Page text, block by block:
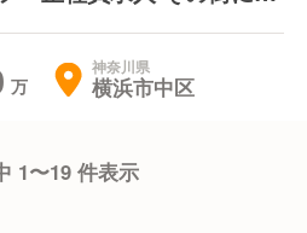
ジャンルにとらわれない
近年大手企業のグルー
神奈川県
横浜市中区
1〜19 件表示